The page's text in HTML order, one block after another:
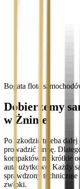
Bogata flota
Dobierzemy
w Żninie
Po szkodzie trzeba
prowadzić firmę.
kompaktów na krótkie
auta użytkowe. Każdy
sprawdzony
zwłoki.